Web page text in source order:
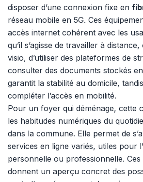
disposer d’une connexion fixe en
réseau mobile en 5G. Ces
accès internet cohérent avec les
qu’il s’agisse de travailler à distance,
visio, d’utiliser des plateformes de
consulter des documents stockés
garantit la stabilité au domicile,
compléter l’accès en mobilité.
Pour un foyer qui déménage, cette
les habitudes numériques du
dans la commune. Elle permet de
services en ligne variés, utiles pour
personnelle ou professionnelle.
donnent un aperçu concret des